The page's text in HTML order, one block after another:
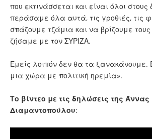
που εκτινάσσεται και είναι όλοι στους
περάσαμε όλα αυτά, τις γροθιές, τις
σπάζουμε τζάμια και να βρίζουμε
ζήσαμε με τον ΣΥΡΙΖΑ.
Εμείς λοιπόν δεν θα τα ξανακάνουμε.
μια χώρα με πολιτική ηρεμία».
Το βίντεο με τις δηλώσεις της Άννας
Διαμαντοπούλου: